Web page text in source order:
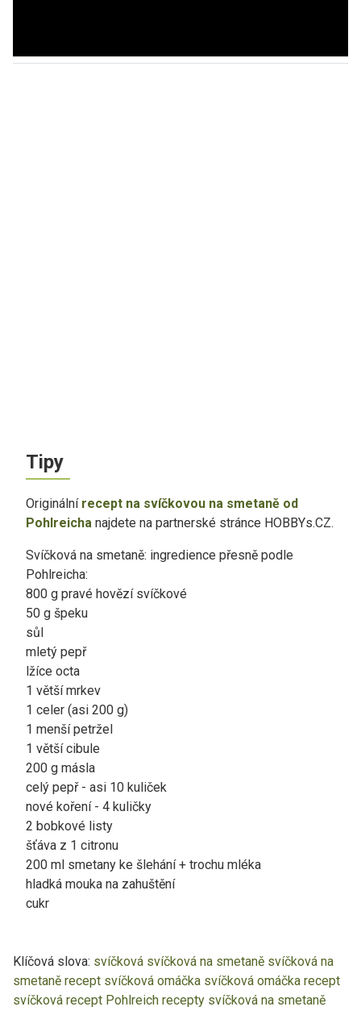
Tipy
Originální recept na svíčkovou na smetaně od
Pohlreicha najdete na partnerské stránce HOBBYs.CZ.
Svíčková na smetaně: ingredience přesně podle
Pohlreicha:
800 g pravé hovězí svíčkové
50 g špeku
sůl
mletý pepř
lžíce octa
1 větší mrkev
1 celer (asi 200 g)
1 menší petržel
1 větší cibule
200 g másla
celý pepř - asi 10 kuliček
nové koření - 4 kuličky
2 bobkové listy
šťáva z 1 citronu
200 ml smetany ke šlehání + trochu mléka
hladká mouka na zahuštění
cukr
Klíčová slova: svíčková svíčková na smetaně svíčková na
smetaně recept svíčková omáčka svíčková omáčka recept
svíčková recept Pohlreich recepty svíčková na smetaně